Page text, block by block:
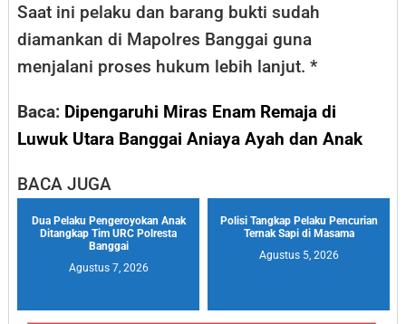
Saat ini pelaku dan barang bukti sudah
diamankan di Mapolres Banggai guna
menjalani proses hukum lebih lanjut. *
Baca: Dipengaruhi Miras Enam Remaja di
Luwuk Utara Banggai Aniaya Ayah dan Anak
BACA JUGA
Dua Pelaku Pengeroyokan Anak
Ditangkap Tim URC Polresta
Banggai
Agustus 7, 2026
Polisi Tangkap Pelaku Pencurian
Ternak Sapi di Masama
Agustus 5, 2026